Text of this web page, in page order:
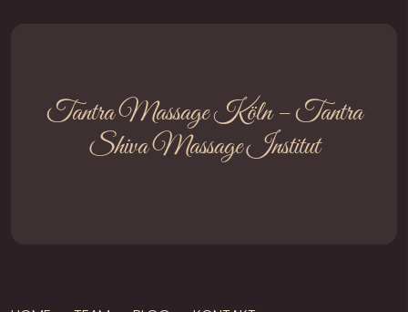
Tantra Massage Köln – Tantra
Shiva Massage Institut